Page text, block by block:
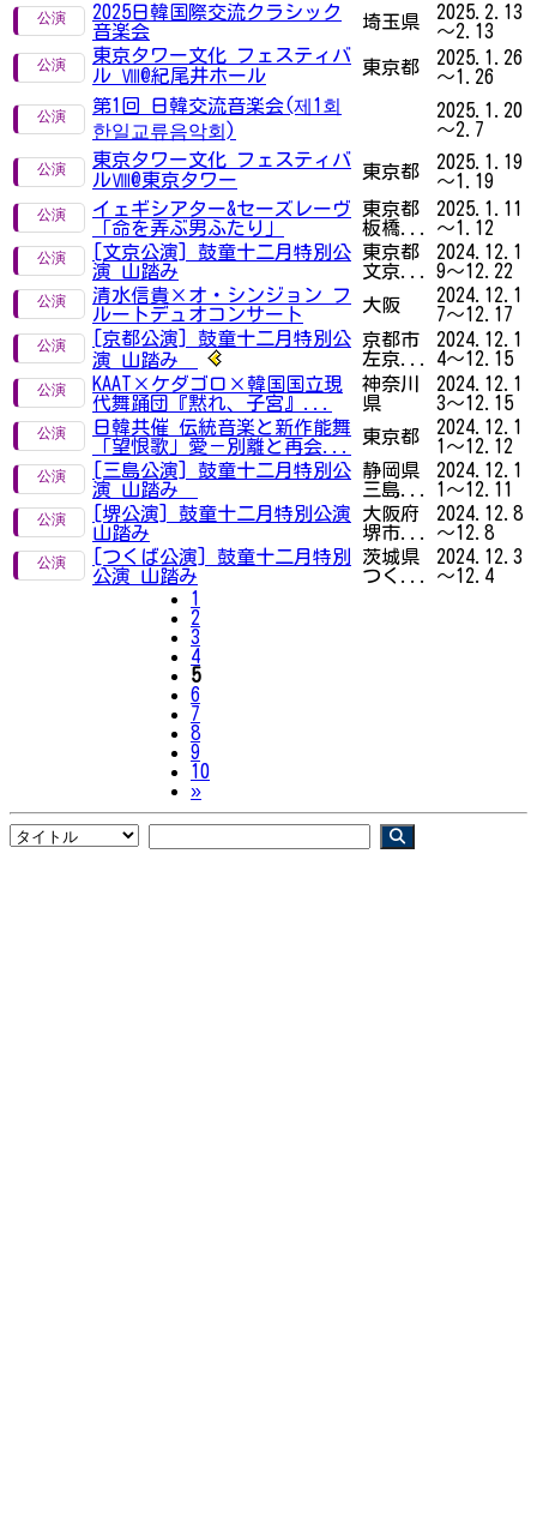
2025日韓国際交流クラシック
音楽会
埼玉県
2025.2.13
～2.13
東京タワー文化 フェスティバ
ル Ⅷ@紀尾井ホール
東京都
2025.1.26
～1.26
第1回 日韓交流音楽会(제1회
한일교류음악회)
2025.1.20
～2.7
東京タワー文化 フェスティバ
ルⅧ@東京タワー
東京都
2025.1.19
～1.19
イェギシアター&セーズレーヴ
「命を弄ぶ男ふたり」
東京都
板橋...
2025.1.11
～1.12
[文京公演] 鼓童十二月特別公
演 山踏み
東京都
文京...
2024.12.1
9～12.22
清水信貴×オ・シンジョン フ
ルートデュオコンサート
大阪
2024.12.1
7～12.17
[京都公演] 鼓童十二月特別公
演 山踏み
京都市
左京...
2024.12.1
4～12.15
KAAT×ケダゴロ×韓国国立現
代舞踊団『黙れ、子宮』...
神奈川
県
2024.12.1
3～12.15
日韓共催 伝統音楽と新作能舞
「望恨歌」愛－別離と再会...
東京都
2024.12.1
1～12.12
[三島公演] 鼓童十二月特別公
演 山踏み
静岡県
三島...
2024.12.1
1～12.11
[堺公演] 鼓童十二月特別公演
山踏み
大阪府
堺市...
2024.12.8
～12.8
[つくば公演] 鼓童十二月特別
公演 山踏み
茨城県
つく...
2024.12.3
～12.4
1
2
3
4
5
6
7
8
9
10
»Next